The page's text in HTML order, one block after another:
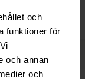
och
funktioner för
och annan
och